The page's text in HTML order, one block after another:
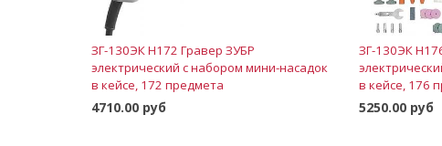
ЗГ-130ЭК H172 Гравер ЗУБР
электрический с набором мини-насадок
в кейсе, 172 предмета
4710.00 руб
ЗГ-130ЭК
в кейсе, 176
5250.00 руб